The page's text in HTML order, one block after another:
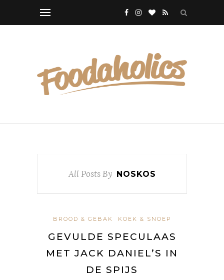
All Posts By NOSKOS
BROOD & GEBAK KOEK & SNOEP
GEVULDE SPECULAAS
MET JACK DANIEL’S IN
DE SPIJS